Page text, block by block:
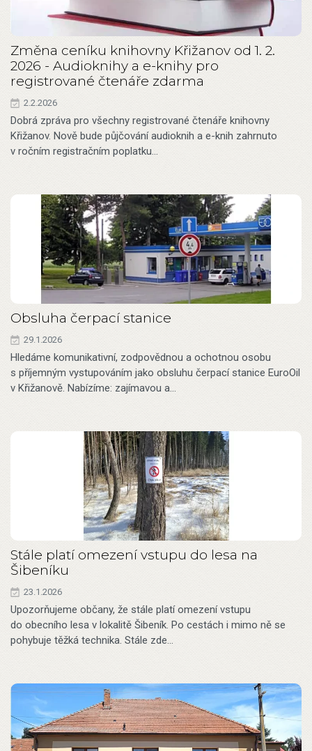
Změna ceníku knihovny Křižanov od 1. 2.
2026 - Audioknihy a e-knihy pro
registrované čtenáře zdarma
2.2.2026
Dobrá zpráva pro všechny registrované čtenáře knihovny
Křižanov. Nově bude půjčování audioknih a e-knih zahrnuto
v ročním registračním poplatku…
Obsluha čerpací stanice
29.1.2026
Hledáme komunikativní, zodpovědnou a ochotnou osobu
s příjemným vystupováním jako obsluhu čerpací stanice EuroOil
v Křižanově. Nabízíme: zajímavou a…
Stále platí omezení vstupu do lesa na
Šibeníku
23.1.2026
Upozorňujeme občany, že stále platí omezení vstupu
do obecního lesa v lokalitě Šibeník. Po cestách i mimo ně se
pohybuje těžká technika. Stále zde…